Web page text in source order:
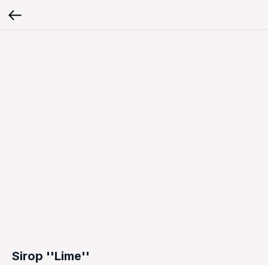
Sirop ''Lime''